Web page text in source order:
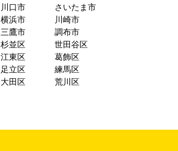
川口市
さいたま市
横浜市
川崎市
三鷹市
調布市
杉並区
世田谷区
江東区
葛飾区
足立区
練馬区
大田区
荒川区